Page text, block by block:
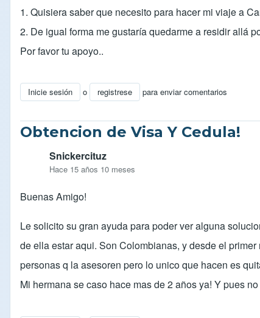
1. Quisiera saber que necesito para hacer mi viaje a
2. De igual forma me gustaría quedarme a residir allá
Por favor tu apoyo..
Inicie sesión o registrese para enviar comentarios
Obtencion de Visa Y Cedula!
Snickercituz
Hace 15 años 10 meses
Buenas Amigo!
Le solicito su gran ayuda para poder ver alguna
de ella estar aqui. Son Colombianas, y desde el
personas q la asesoren pero lo unico que hacen es
Mi hermana se caso hace mas de 2 años ya! Y pues